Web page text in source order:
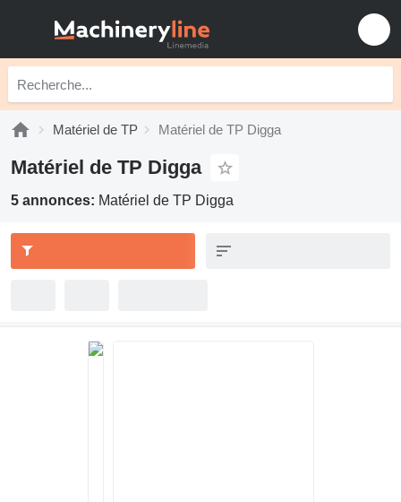
Matériel de TP Matériel de TP Digga
Matériel de TP Digga
5 annonces: Matériel de TP Digga